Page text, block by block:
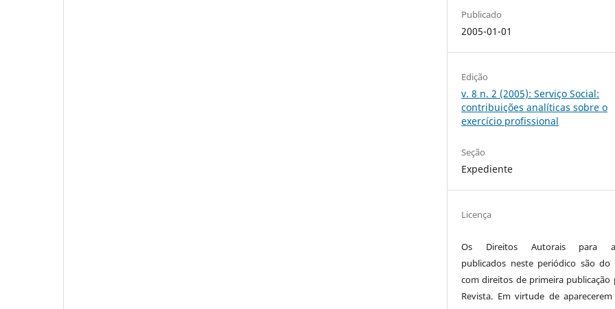
Publicado
2005-01-01
Edição
v. 8 n. 2 (2005): Serviço Social:
contribuições analíticas sobre o
exercício profissional
Seção
Expediente
Licença
Os Direitos Autorais para
publicados neste periódico são do
com direitos de primeira publicação
Revista. Em virtude de